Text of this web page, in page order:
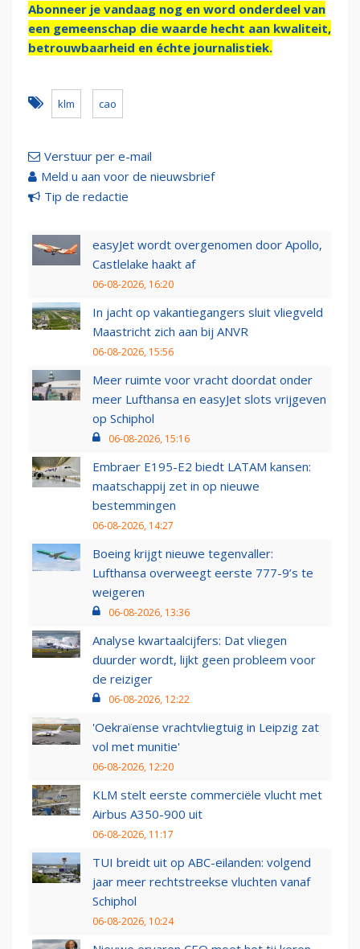
Abonneer je vandaag nog en word onderdeel van
een gemeenschap die waarde hecht aan kwaliteit,
betrouwbaarheid en échte journalistiek.
klm cao
Verstuur per e-mail
Meld u aan voor de nieuwsbrief
Tip de redactie
easyJet wordt overgenomen door Apollo,
Castlelake haakt af
06-08-2026, 16:20
In jacht op vakantiegangers sluit vliegveld
Maastricht zich aan bij ANVR
06-08-2026, 15:56
Meer ruimte voor vracht doordat onder
meer Lufthansa en easyJet slots vrijgeven
op Schiphol
06-08-2026, 15:16
Embraer E195-E2 biedt LATAM kansen:
maatschappij zet in op nieuwe
bestemmingen
06-08-2026, 14:27
Boeing krijgt nieuwe tegenvaller:
Lufthansa overweegt eerste 777-9’s te
weigeren
06-08-2026, 13:36
Analyse kwartaalcijfers: Dat vliegen
duurder wordt, lijkt geen probleem voor
de reiziger
06-08-2026, 12:22
'Oekraïense vrachtvliegtuig in Leipzig zat
vol met munitie'
06-08-2026, 12:20
KLM stelt eerste commerciële vlucht met
Airbus A350-900 uit
06-08-2026, 11:17
TUI breidt uit op ABC-eilanden: volgend
jaar meer rechtstreekse vluchten vanaf
Schiphol
06-08-2026, 10:24